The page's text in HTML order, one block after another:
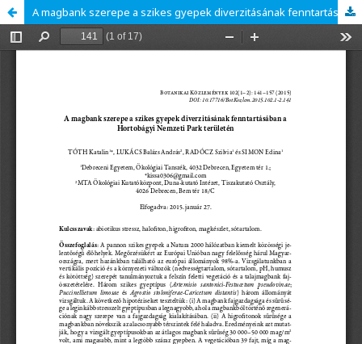
A magbank szerepe a szikes gyepek diverzitásának fenntartásában a Hortobágyi Nemzeti Park területén